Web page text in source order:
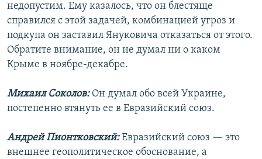
недопустим. Ему казалось, что он блестяще
справился с этой задачей, комбинацией угроз и
подкупа он заставил Януковича отказаться от этого.
Обратите внимание, он не думал ни о каком
Крыме в ноябре-декабре.
Михаил Соколов: Он думал обо всей Украине,
постепенно втянуть ее в Евразийский союз.
Андрей Пионтковский:Евразийский союз — это
внешнее геополитическое обоснование, а